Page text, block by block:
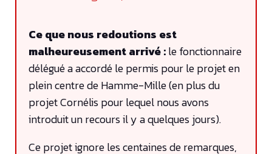
Ce que nous redoutions est
malheureusement arrivé :le fonctionnaire
délégué a accordé le permis pour le projet en
plein centre de Hamme-Mille (en plus du
projet Cornélis pour lequel nous avons
introduit un recours il y a quelques jours).
Ce projet ignore les centaines de remarques,